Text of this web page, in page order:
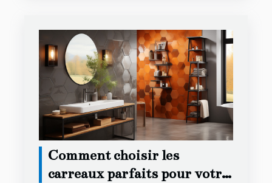
Comment choisir les
carreaux parfaits pour votre